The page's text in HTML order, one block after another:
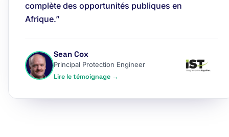
complète des opportunités publiques en
Afrique.”
Sean Cox
Principal Protection Engineer
Lire le témoignage →